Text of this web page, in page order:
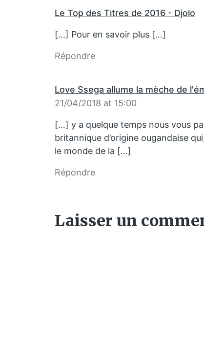
Le Top des Titres de 2016 - Djolo
[…] Pour en savoir plus […]
Répondre
Love Ssega allume la mèche de
21/04/2018 at 15:00
[…] y a quelque temps nous vous
britannique d’origine ougandaise
le monde de la […]
Répondre
Laisser un